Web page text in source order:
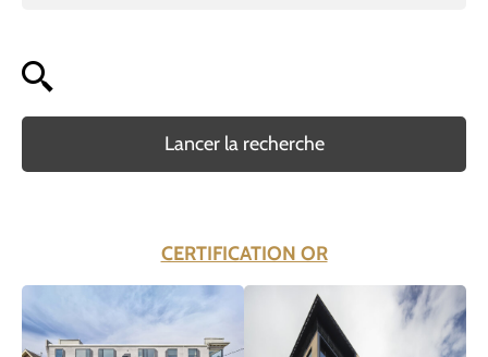
Lancer la recherche
CERTIFICATION OR